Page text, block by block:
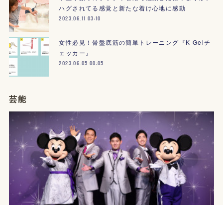
ハグされてる感覚と新たな着け心地に感動
2023.06.11 03:10
女性必見！骨盤底筋の簡単トレーニング『K Gelチ
ェッカー』
2023.06.05 00:05
芸能